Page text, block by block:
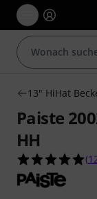
13" HiHat
Paiste
HH
(